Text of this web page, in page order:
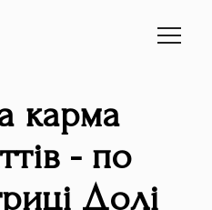
карма
- по
Долі